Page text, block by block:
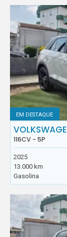
EM DESTAQUE
116CV - 5P
2025
13.000 km
Gasolina